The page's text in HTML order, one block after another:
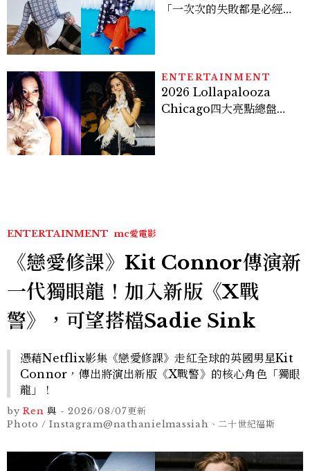
「一次次的失敗都是必經過
ENTERTAINMENT
2026 Lollapalooza
Chicago四大亮點總盤
ENTERTAINMENT mc愛電影
《戀愛修課》Kit Connor傳演新
一代獨眼龍！加入新版《X戰
警》，可望搭檔Sadie Sink
憑藉Netflix影集《戀愛修課》走紅全球的英國男星Kit
Connor，傳出將演出新版《X戰警》的核心角色「獨眼
龍」！
by Ren與 -2026/08/07更新
Photo / Instagram@nathanielmassiah、二十世紀福斯